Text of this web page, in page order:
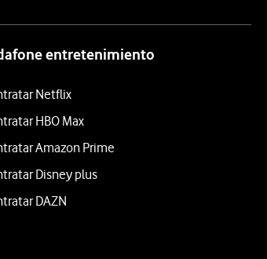
entretenimiento
Netflix
HBO Max
Amazon Prime
Disney plus
DAZN